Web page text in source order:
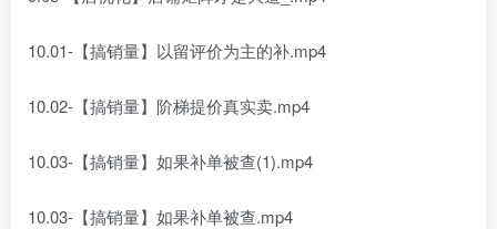
10.01-【搞销量】以留评价为主的补.mp4
10.02-【搞销量】阶梯提价真实卖.mp4
10.03-【搞销量】如果补单被查(1).mp4
10.03-【搞销量】如果补单被查.mp4